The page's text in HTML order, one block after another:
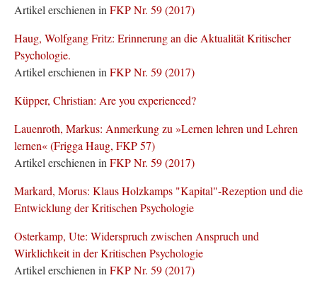
Artikel erschienen in FKP Nr. 59 (2017)
Haug, Wolfgang Fritz: Erinnerung an die Aktualität Kritischer
Psychologie.
Artikel erschienen in FKP Nr. 59 (2017)
Küpper, Christian: Are you experienced?
Lauenroth, Markus: Anmerkung zu »Lernen lehren und Lehren
lernen« (Frigga Haug, FKP 57)
Artikel erschienen in FKP Nr. 59 (2017)
Markard, Morus: Klaus Holzkamps "Kapital"-Rezeption und die
Entwicklung der Kritischen Psychologie
Osterkamp, Ute: Widerspruch zwischen Anspruch und
Wirklichkeit in der Kritischen Psychologie
Artikel erschienen in FKP Nr. 59 (2017)